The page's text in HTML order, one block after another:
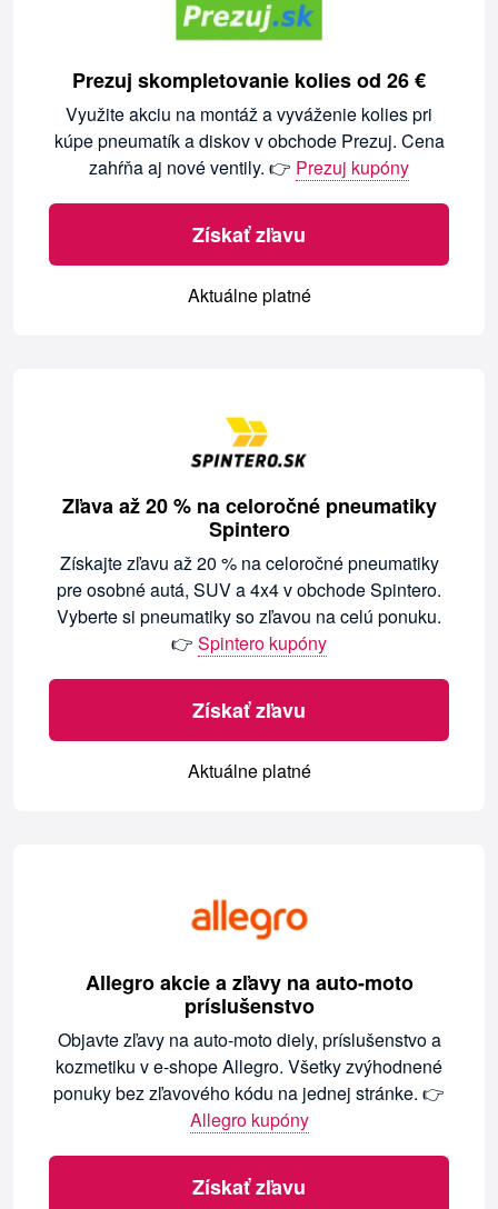
Prezuj skompletovanie kolies od 26 €
Využite akciu na montáž a vyváženie kolies pri
kúpe pneumatík a diskov v obchode Prezuj. Cena
zahŕňa aj nové ventily. 👉 Prezuj kupóny
Získať zľavu
Aktuálne platné
Zľava až 20 % na celoročné pneumatiky
Spintero
Získajte zľavu až 20 % na celoročné pneumatiky
pre osobné autá, SUV a 4x4 v obchode Spintero.
Vyberte si pneumatiky so zľavou na celú ponuku.
👉 Spintero kupóny
Získať zľavu
Aktuálne platné
Allegro akcie a zľavy na auto-moto
príslušenstvo
Objavte zľavy na auto-moto diely, príslušenstvo a
kozmetiku v e-shope Allegro. Všetky zvýhodnené
ponuky bez zľavového kódu na jednej stránke. 👉
Allegro kupóny
Získať zľavu